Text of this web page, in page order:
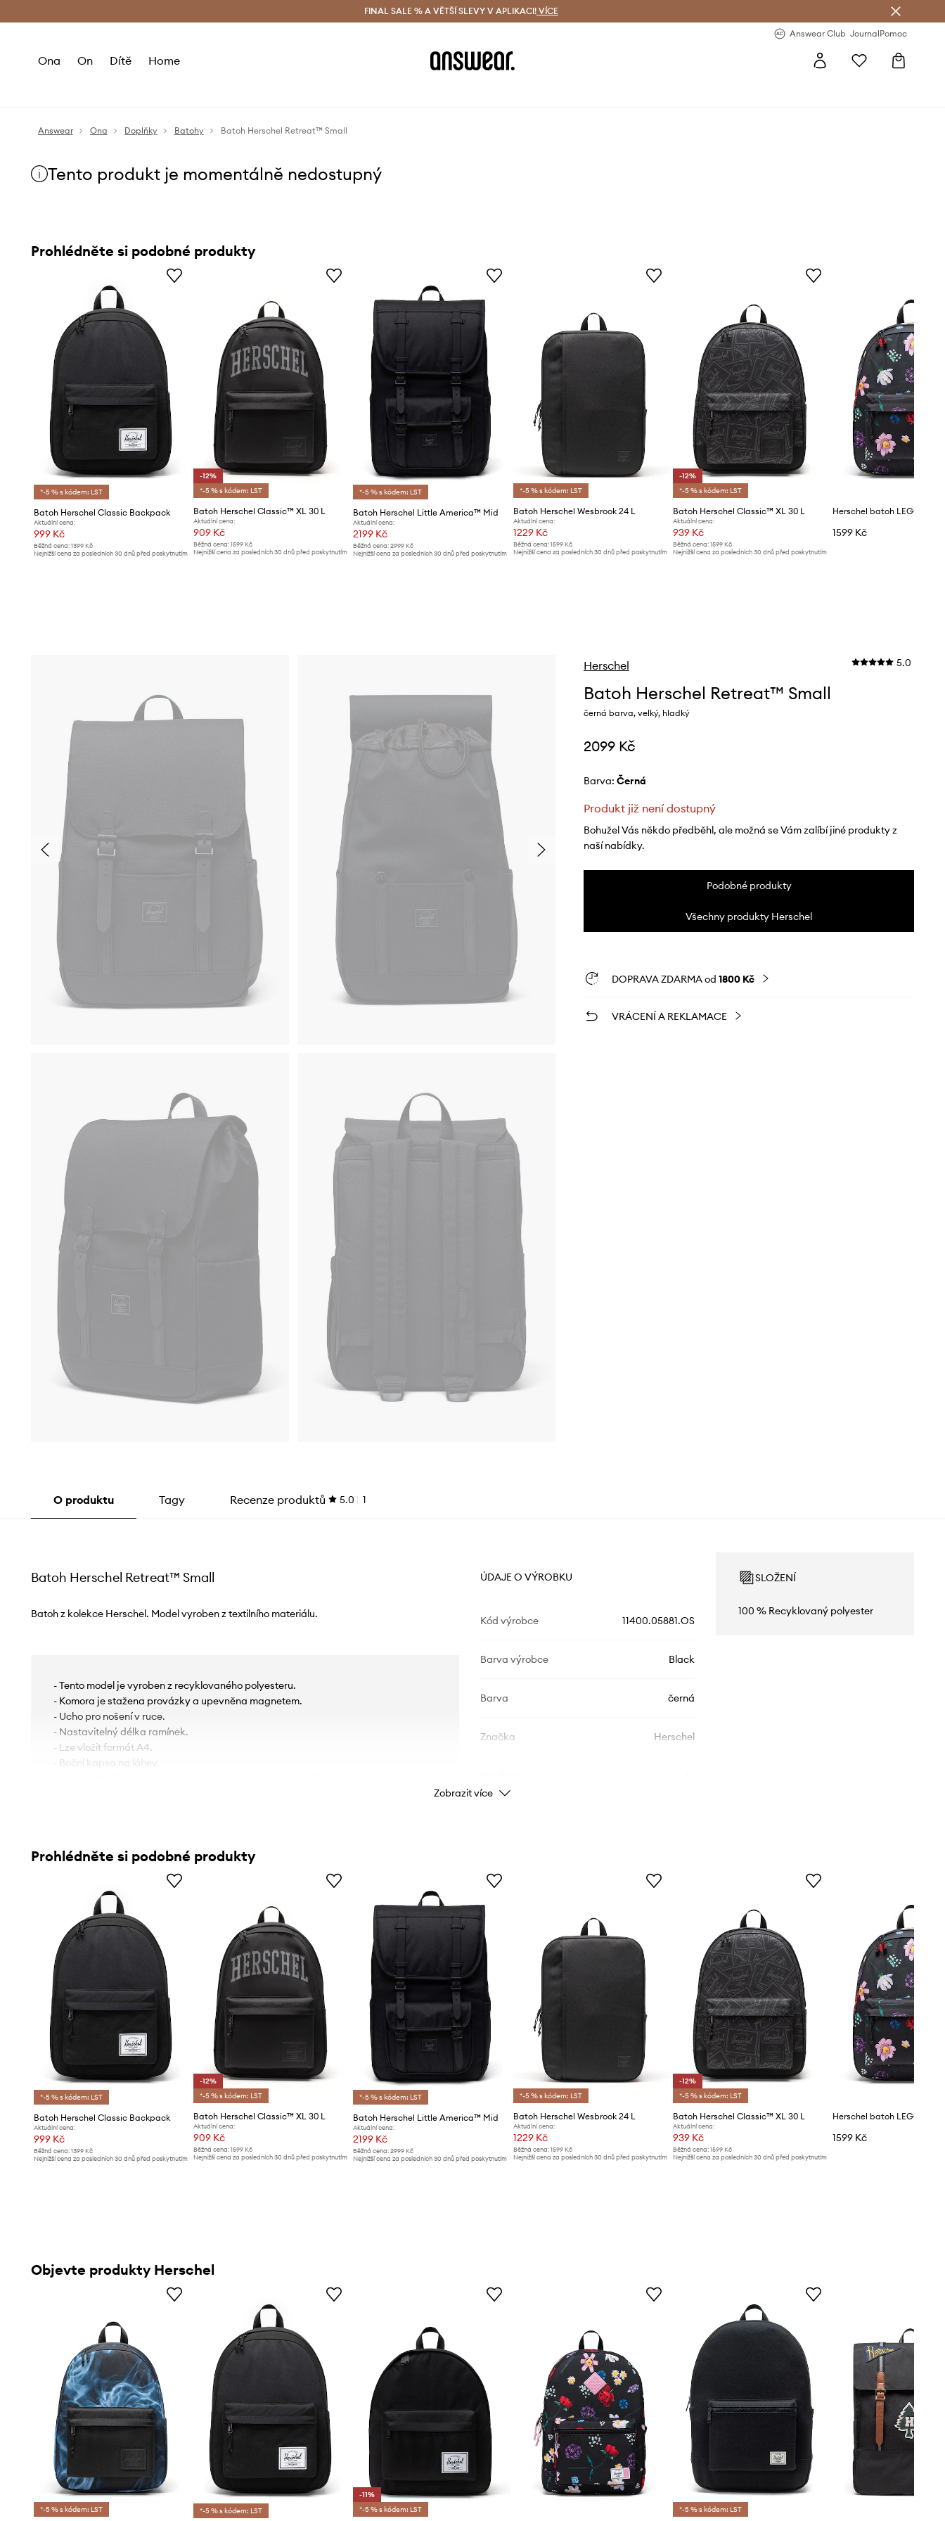
Doručení a vrácení zdarma (od 1800 Kč) Doručení i do 24 h
FINAL SALE % A VĚTŠÍ SLEVY V APLIKACI! VÍCE
Answear Club JournalPomoc
Ona On Dítě Home
Answear Ona Doplňky Batohy Batoh Herschel Retreat™ Small
Tento produkt je momentálně nedostupný
Prohlédněte si podobné produkty
*-5 % s kódem: LST
Batoh Herschel Classic Backpack
Aktuální cena:
999 Kč
Běžná cena: 1399 Kč
Nejnižší cena za posledních 30 dnů před poskytnutím
-12%
*-5 % s kódem: LST
Batoh Herschel Classic™ XL 30 L
Aktuální cena:
909 Kč
Běžná cena:1599 Kč
Nejnižší cena za posledních 30 dnů před poskytnutím
*-5 % s kódem: LST
Batoh Herschel Little America™ Mid
Aktuální cena:
2199 Kč
Běžná cena: 2999 Kč
Nejnižší cena za posledních 30 dnů před poskytnutím
*-5 % s kódem: LST
Batoh Herschel Wesbrook 24 L
Aktuální cena:
1229 Kč
Běžná cena: 1599 Kč
Nejnižší cena za posledních 30 dnů před poskytnutím
-12%
*-5 % s kódem: LST
Batoh Herschel Classic™ XL 30 L
Aktuální cena:
939 Kč
Běžná cena:1599 Kč
Nejnižší cena za posledních 30 dnů před poskytnutím
Herschel batoh LEGO®
1599 Kč
Herschel 5.0
Batoh Herschel Retreat™ Small
černá barva, velký, hladký
2099 Kč
Barva: černá
Produkt již není dostupný
Bohužel Vás někdo předběhl, ale možná se Vám zalíbí jiné produkty z
naší nabídky.
Podobné produkty
Všechny produkty Herschel
DOPRAVA ZDARMA od 1800 Kč
VRÁCENÍ A REKLAMACE
O produktu Tagy Recenze produktů 5.0 1
Batoh Herschel Retreat™ Small
Batoh z kolekce Herschel. Model vyroben z textilního materiálu.
- Tento model je vyroben z recyklovaného polyesteru.
- Komora je stažena provázky a upevněna magnetem.
- Ucho pro nošení v ruce.
- Nastavitelný délka ramínek.
- Lze vložit formát A4.
- Boční kapsa na láhev.
ÚDAJE O VÝROBKU
Kód výrobce 11400.05881.OS
Barva výrobce Black
Barva černá
Značka Herschel
SLOŽENÍ
100 % Recyklovaný polyester
Zobrazit více
Prohlédněte si podobné produkty
*-5 % s kódem: LST
Batoh Herschel Classic Backpack
Aktuální cena:
999 Kč
Běžná cena: 1399 Kč
Nejnižší cena za posledních 30 dnů před poskytnutím
-12%
*-5 % s kódem: LST
Batoh Herschel Classic™ XL 30 L
Aktuální cena:
909 Kč
Běžná cena:1599 Kč
Nejnižší cena za posledních 30 dnů před poskytnutím
*-5 % s kódem: LST
Batoh Herschel Little America™ Mid
Aktuální cena:
2199 Kč
Běžná cena: 2999 Kč
Nejnižší cena za posledních 30 dnů před poskytnutím
*-5 % s kódem: LST
Batoh Herschel Wesbrook 24 L
Aktuální cena:
1229 Kč
Běžná cena: 1599 Kč
Nejnižší cena za posledních 30 dnů před poskytnutím
-12%
*-5 % s kódem: LST
Batoh Herschel Classic™ XL 30 L
Aktuální cena:
939 Kč
Běžná cena:1599 Kč
Nejnižší cena za posledních 30 dnů před poskytnutím
Herschel batoh LEGO®
1599 Kč
Objevte produkty Herschel
*-5 % s kódem: LST *-5 % s kódem: LST
-11%
*-5 % s kódem: LST
*-5 % s kódem: LST